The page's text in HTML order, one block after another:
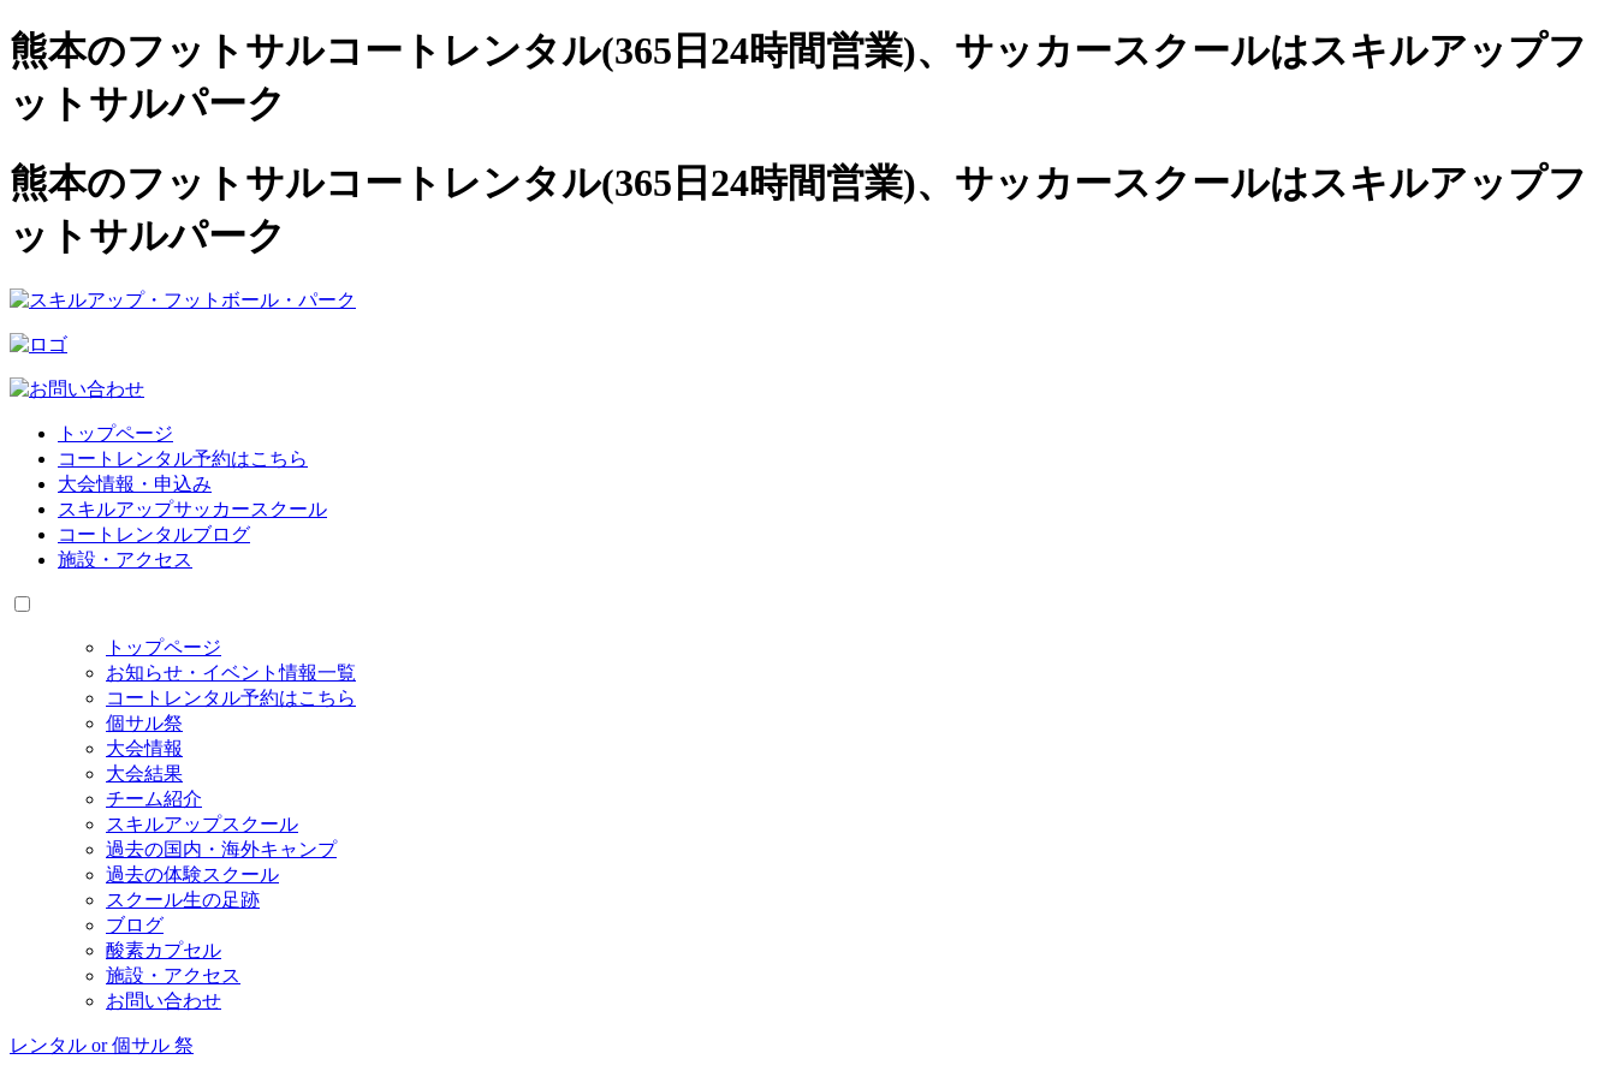
熊本のフットサルコートレンタル(365日24時間営業)、 サッカースクールはスキルアップフ
ットサルパーク
熊本のフットサルコートレンタル(365日24時間営業)、サッカースクールはスキルアップフ
ットサルパーク
トップページ
コートレンタル予約はこちら
大会情報・申込み
スキルアップサッカースクール
コートレンタルブログ
施設・アクセス
トップページ
お知らせ・イベント情報一覧
コートレンタル予約はこちら
個サル祭
大会情報
大会結果
チーム紹介
スキルアップスクール
過去の国内・海外キャンプ
過去の体験スクール
スクール生の足跡
ブログ
酸素カプセル
施設・アクセス
お問い合わせ
レンタル or 個サル 祭